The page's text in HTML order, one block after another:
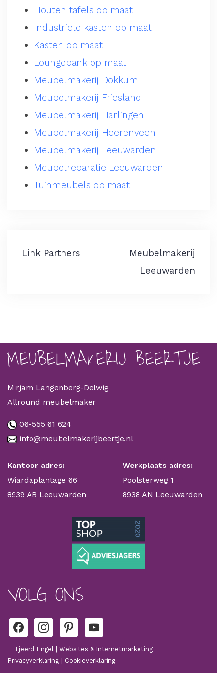
Houten tafels op maat
Industriële kasten op maat
Kasten op maat
Loungebank op maat
Meubelmakerij Dokkum
Meubelmakerij Friesland
Meubelmakerij Harlingen
Meubelmakerij Heerenveen
Meubelmakerij Leeuwarden
Meubelreparatie Leeuwarden
Tuinmeubels op maat
Bericht
navigatie
Link Partners
Meubelmakerij
Leeuwarden
MEUBELMAKERIJ BEERTJE
Mirjam Langenberg-Delwig
Allround meubelmaker
06-555 61 624
info@meubelmakerijbeertje.nl
Kantoor adres:
Wiardaplantage 66
8939 AB Leeuwarden
Werkplaats adres:
Poolsterweg 1
8938 AN Leeuwarden
Tjeerd Engel | Websites & Internetmarketing
VOLG ONS
facebookinstagrampinterestyoutube
Privacyverklaring Cookieverklaring